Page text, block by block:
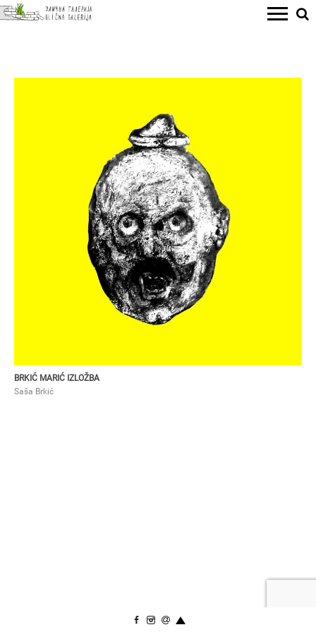
SAŠA BRKIĆ
Brkić Marić izložba
BRKIĆ MARIĆ IZLOŽBA
Saša Brkić